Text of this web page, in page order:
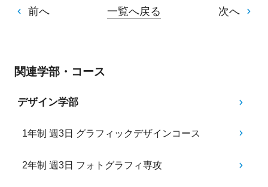
前へ 一覧へ戻る 次へ
関連学部・コース
デザイン学部
1年制 週3日 グラフィックデザインコース
2年制 週3日 フォトグラフィ専攻